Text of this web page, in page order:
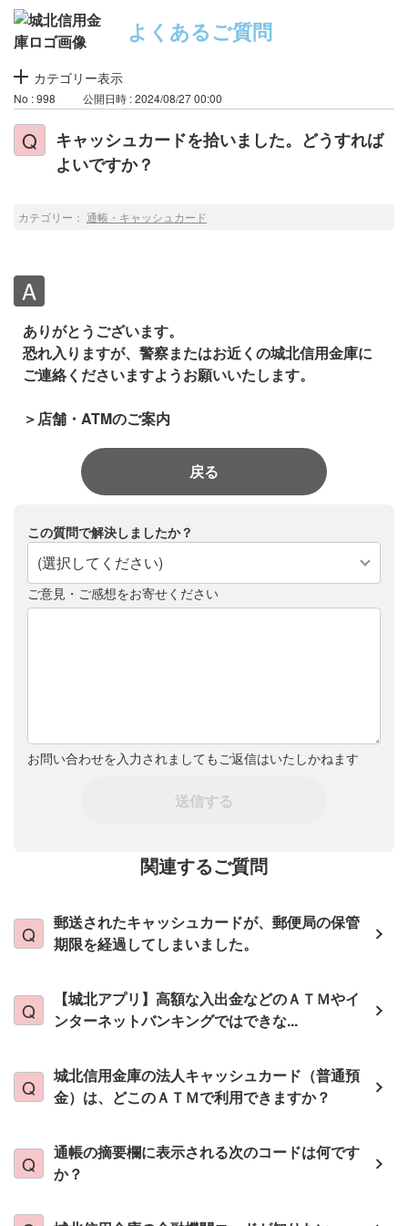
よくあるご質問
カテゴリー表示
No : 998 公開日時 : 2024/08/27 00:00
キャッシュカードを拾いました。どうすれば
よいですか？
カテゴリー： 通帳・キャッシュカード
ありがとうございます。
恐れ入りますが、警察またはお近くの城北信用金庫に
ご連絡くださいますようお願いいたします。
＞店舗・ATMのご案内
戻る
この質問で解決しましたか？
(選択してください)
ご意見・ご感想をお寄せください
お問い合わせを入力されましてもご返信はいたしかねます
送信する
関連するご質問
郵送されたキャッシュカードが、郵便局の保管
期限を経過してしまいました。
【城北アプリ】高額な入出金などのＡＴＭやイ
ンターネットバンキングではできな...
城北信用金庫の法人キャッシュカード（普通預
金）は、どこのＡＴＭで利用できますか？
通帳の摘要欄に表示される次のコードは何です
か？